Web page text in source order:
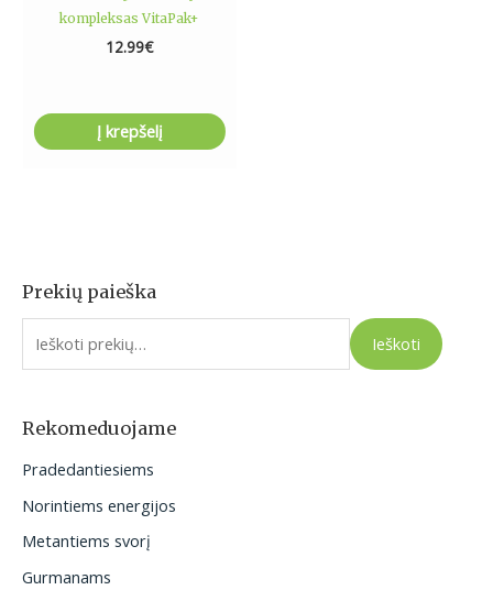
Prekių paieška
I
e
o
:
Ieškoti
Rekomeduojame
Pradedantiesiems
Norintiems energijos
Metantiems svorį
Gurmanams
kompleksas VitaPak+
12.99€
Į krepšelį